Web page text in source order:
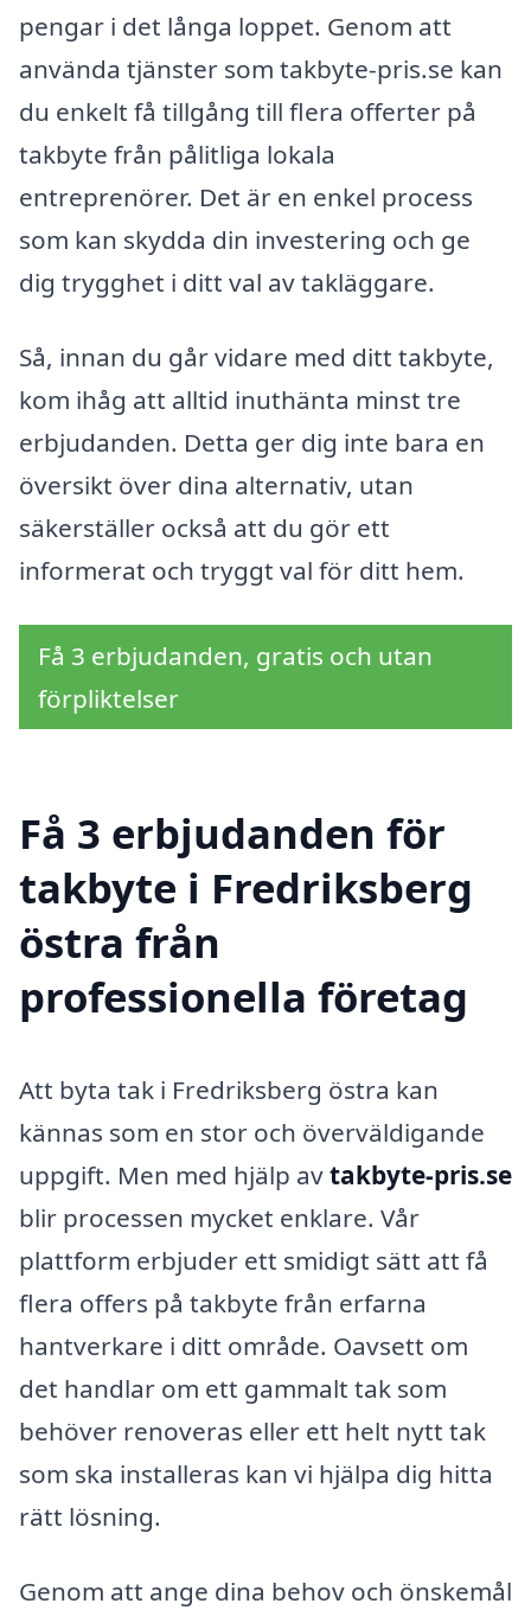
pengar i det långa loppet. Genom att
använda tjänster som takbyte-pris.se kan
du enkelt få tillgång till flera offerter på
takbyte från pålitliga lokala
entreprenörer. Det är en enkel process
som kan skydda din investering och ge
dig trygghet i ditt val av takläggare.
Så, innan du går vidare med ditt takbyte,
kom ihåg att alltid inuthänta minst tre
erbjudanden. Detta ger dig inte bara en
översikt över dina alternativ, utan
säkerställer också att du gör ett
informerat och tryggt val för ditt hem.
Få 3 erbjudanden, gratis och utan
förpliktelser
Få 3 erbjudanden för
takbyte i Fredriksberg
östra från
professionella företag
Att byta tak i Fredriksberg östra kan
kännas som en stor och överväldigande
uppgift. Men med hjälp avtakbyte-pris.se
blir processen mycket enklare. Vår
plattform erbjuder ett smidigt sätt att få
flera offers på takbyte från erfarna
hantverkare i ditt område. Oavsett om
det handlar om ett gammalt tak som
behöver renoveras eller ett helt nytt tak
som ska installeras kan vi hjälpa dig hitta
rätt lösning.
Genom att ange dina behov och önskemål